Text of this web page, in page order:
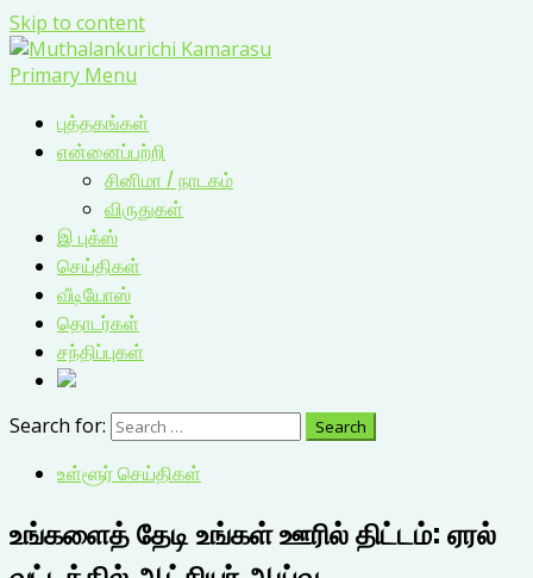
Skip to content
Primary Menu
புத்தகங்கள்
என்னைப்பற்றி
சினிமா / நாடகம்
விருதுகள்
இ புக்ஸ்
செய்திகள்
வீடியோஸ்
தொடர்கள்
சந்திப்புகள்
Search for:
உள்ளூர் செய்திகள்
உங்களைத் தேடி உங்கள் ஊரில் திட்டம்: ஏரல்